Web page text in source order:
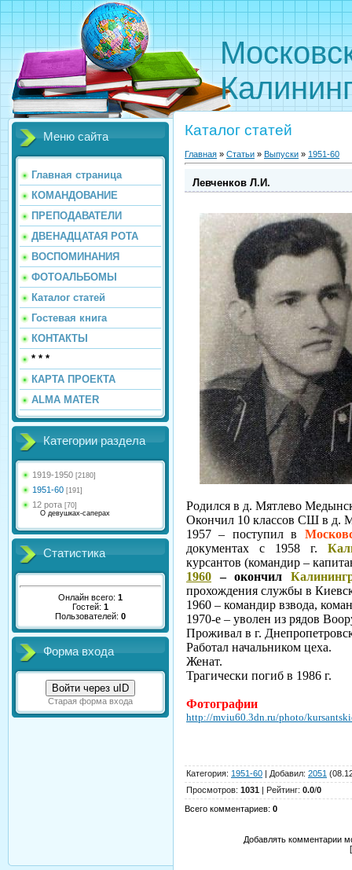
Меню сайта
Главная страница
КОМАНДОВАНИЕ
ПРЕПОДАВАТЕЛИ
ДВЕНАДЦАТАЯ РОТА
ВОСПОМИНАНИЯ
ФОТОАЛЬБОМЫ
Каталог статей
Гостевая книга
КОНТАКТЫ
* * *
КАРТА ПРОЕКТА
ALMA MATER
Категории раздела
1919-1950 [2180]
1951-60 [191]
12 рота [70]
О девушках-саперах
Статистика
Онлайн всего: 1
Гостей: 1
Пользователей: 0
Форма входа
Войти через uID
Старая форма входа
Каталог статей
Главная » Статьи » Выпуски » 1951-60
Левченков Л.И.
Родился в д. Мятлево
Окончил 10 классов СШ в д.
1957 – поступил в
документах с 1958 г.
курсантов (командир –
1960 – окончил
прохождения службы в
1960 – командир взвода,
1970-е – уволен из рядов
Проживал в г.
Работал начальником цеха.
Женат.
Трагически погиб в 1986 г.
Фотографии
http://mviu60.3dn.ru/photo/
Категория: 1951-60 | Добавил: 2051
Просмотров: 1031 | Рейтинг: 0.0/0
Всего комментариев: 0
Добавлять комментарии